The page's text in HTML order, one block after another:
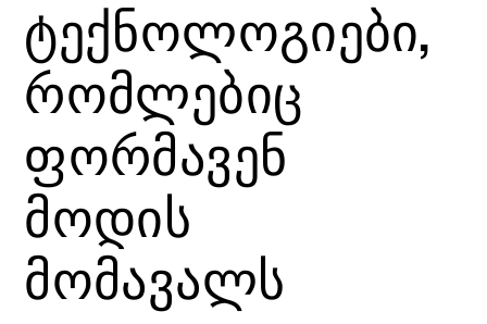
ტექნოლოგიები,
რომლებიც
ფორმავენ
მოდის
მომავალს